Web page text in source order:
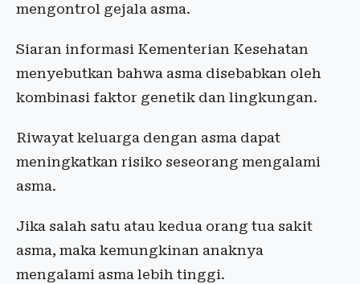
mengontrol gejala asma.
Siaran informasi Kementerian Kesehatan
menyebutkan bahwa asma disebabkan oleh
kombinasi faktor genetik dan lingkungan.
Riwayat keluarga dengan asma dapat
meningkatkan risiko seseorang mengalami
asma.
Jika salah satu atau kedua orang tua sakit
asma, maka kemungkinan anaknya
mengalami asma lebih tinggi.